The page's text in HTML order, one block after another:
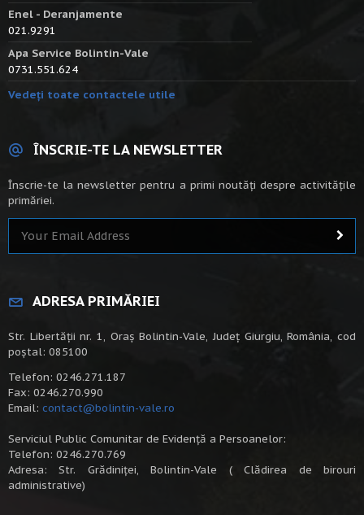
Enel - Deranjamente
021.9291
Apa Service Bolintin-Vale
0731.551.624
Vedeți toate contactele utile
ÎNSCRIE-TE LA NEWSLETTER
Înscrie-te la newsletter pentru a primi noutăți despre activitățile
primăriei.
ADRESA PRIMĂRIEI
Str. Libertății nr. 1, Oraș Bolintin-Vale, Județ Giurgiu, România, cod
poștal: 085100
Telefon: 0246.271.187
Fax: 0246.270.990
Email: contact@bolintin-vale.ro
Serviciul Public Comunitar de Evidență a Persoanelor:
Telefon: 0246.270.769
Adresa: Str. Grădiniței, Bolintin-Vale ( Clădirea de birouri
administrative)